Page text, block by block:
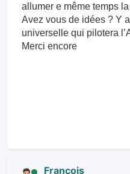
allumer e même temps
Avez vous de idées ? Y
universelle qui pilotera
Merci encore
François